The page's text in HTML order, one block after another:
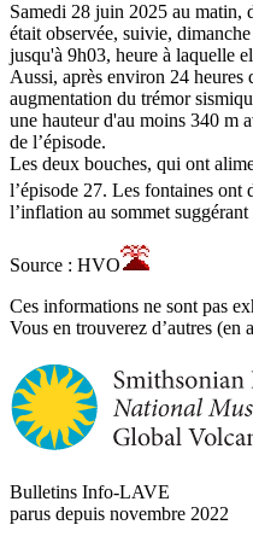
Samedi 28 juin 2025 au matin,
était observée, suivie,
jusqu'à 9h03, heure à laquelle
Aussi, après environ 24 heures
augmentation du trémor
une hauteur d'au moins 340 m
de l’épisode.
Les deux bouches, qui ont
l’épisode 27. Les fontaines
l’inflation au sommet
Source : HVO
Ces informations ne sont pas
Vous en trouverez d’autres
Bulletins Info-LAVE
parus depuis novembre 2022